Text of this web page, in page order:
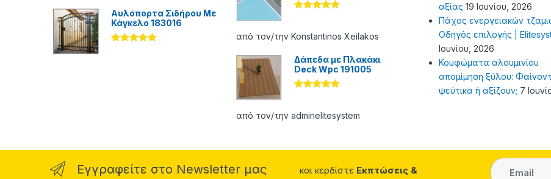
Αυλόπορτα Σιδήρου Με
Κάγκελο 183016
από 5
από τον/την Konstantinos Xeilakos
Δάπεδα με Πλακάκι
Deck Wpc 191005
από 5
από τον/την adminelitesystem
αξίας 19 Ιουνίου, 2026
Πάχος ενεργειακών
Οδηγός επιλογής |
Ιουνίου, 2026
Κουφώματα αλουμινίου
απομίμηση ξύλου:
ψεύτικα ή αξίζουν; 7
Εγγραφείτε στο Newsletter μας και κερδίστε Εκπτώσεις &